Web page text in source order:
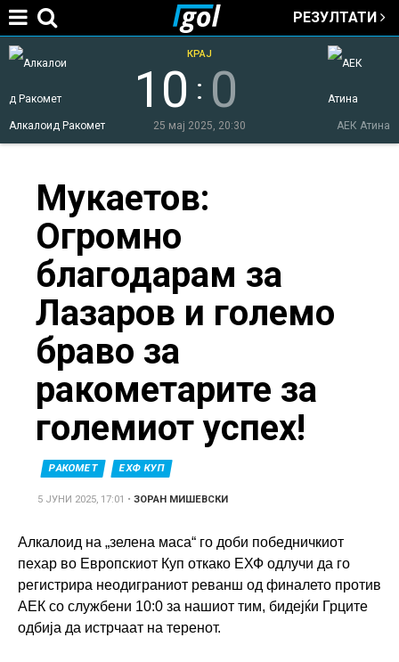
Jump to navigation
РЕЗУЛТАТИ
Алкалоид Ракомет АЕК Атина
10 : 0
КРАЈ
25 мај 2025, 20:30
here
Мукаетов:
Огромно
благодарам за
Лазаров и големо
браво за
ракометарите за
големиот успех!
РАКОМЕТ ЕХФ КУП
5 ЈУНИ 2025, 17:01 •ЗОРАН МИШЕВСКИ
Алкалоид на „зелена маса“ го доби победничкиот
пехар во Европскиот Куп откако ЕХФ одлучи да го
регистрира неодиграниот реванш од финалето против
АЕК со службени 10:0 за нашиот тим, бидејќи Грците
одбија да истрчаат на теренот.